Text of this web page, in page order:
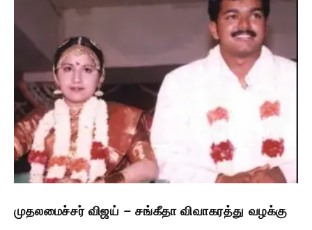
முதலமைச்சர் விஜய் – சங்கீதா விவாகரத்து வழக்கு